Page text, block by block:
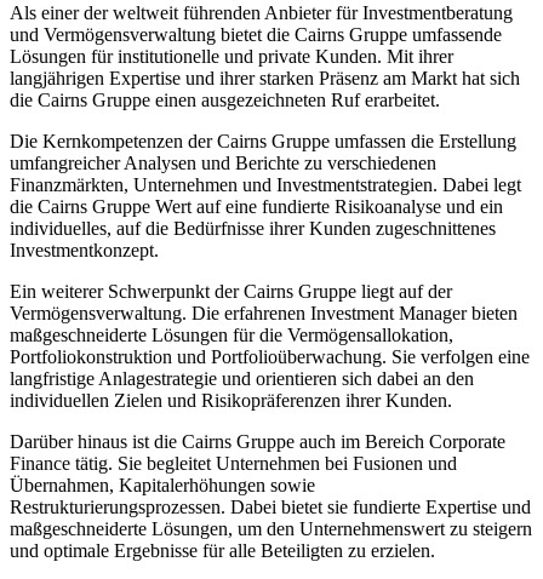
Als einer der weltweit führenden Anbieter für Investmentberatung
und Vermögensverwaltung bietet die Cairns Gruppe umfassende
Lösungen für institutionelle und private Kunden. Mit ihrer
langjährigen Expertise und ihrer starken Präsenz am Markt hat sich
die Cairns Gruppe einen ausgezeichneten Ruf erarbeitet.
Die Kernkompetenzen der Cairns Gruppe umfassen die Erstellung
umfangreicher Analysen und Berichte zu verschiedenen
Finanzmärkten, Unternehmen und Investmentstrategien. Dabei legt
die Cairns Gruppe Wert auf eine fundierte Risikoanalyse und ein
individuelles, auf die Bedürfnisse ihrer Kunden zugeschnittenes
Investmentkonzept.
Ein weiterer Schwerpunkt der Cairns Gruppe liegt auf der
Vermögensverwaltung. Die erfahrenen Investment Manager bieten
maßgeschneiderte Lösungen für die Vermögensallokation,
Portfoliokonstruktion und Portfolioüberwachung. Sie verfolgen eine
langfristige Anlagestrategie und orientieren sich dabei an den
individuellen Zielen und Risikopräferenzen ihrer Kunden.
Darüber hinaus ist die Cairns Gruppe auch im Bereich Corporate
Finance tätig. Sie begleitet Unternehmen bei Fusionen und
Übernahmen, Kapitalerhöhungen sowie
Restrukturierungsprozessen. Dabei bietet sie fundierte Expertise und
maßgeschneiderte Lösungen, um den Unternehmenswert zu steigern
und optimale Ergebnisse für alle Beteiligten zu erzielen.